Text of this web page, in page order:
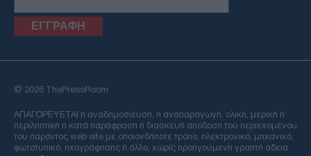
Email
© 2026 ThePressRoom
ΑΠΑΓΟΡΕΥΕΤΑΙ η αναδημοσίευση, η αναπαραγωγή, ολική, μερική ή
περιληπτική ή κατά παράφραση ή διασκευή απόδοση του περιεχομένου
του παρόντος web site με οποιονδήποτε τρόπο, ηλεκτρονικό, μηχανικό,
φωτοτυπικό, ηχογράφησης ή άλλο, χωρίς προηγούμενη γραπτή άδεια